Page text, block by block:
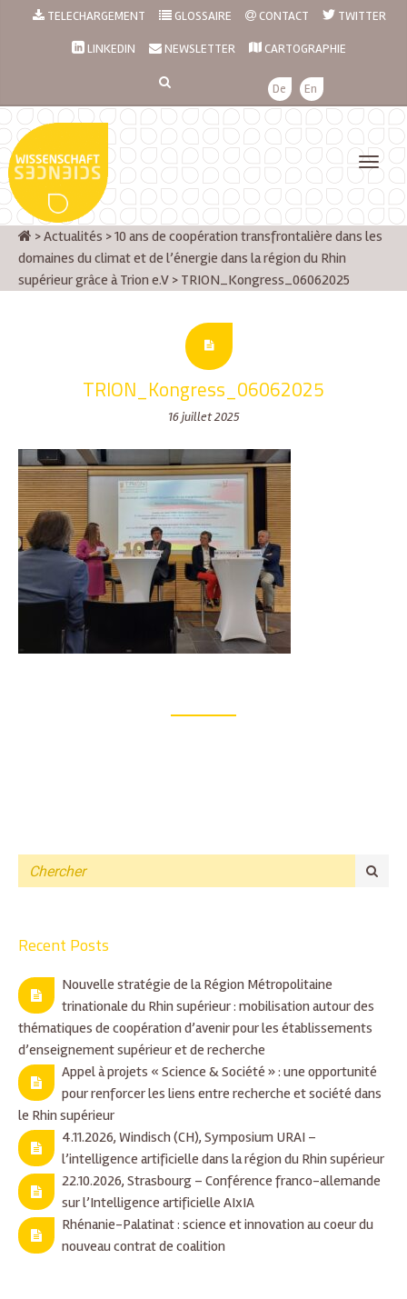
TELECHARGEMENT GLOSSAIRE CONTACT TWITTER
LINKEDIN NEWSLETTER CARTOGRAPHIE
De En
>Actualités >10 ans de coopération transfrontalière dans les
domaines du climat et de l’énergie dans la région du Rhin
supérieur grâce à Trion e.V > TRION_Kongress_06062025
TRION_Kongress_06062025
16 juillet 2025
Recent Posts
Nouvelle stratégie de la Région Métropolitaine
trinationale du Rhin supérieur : mobilisation autour des
thématiques de coopération d’avenir pour les établissements
d’enseignement supérieur et de recherche
Appel à projets « Science & Société » : une opportunité
pour renforcer les liens entre recherche et société dans
le Rhin supérieur
4.11.2026, Windisch (CH), Symposium URAI –
l’intelligence artificielle dans la région du Rhin supérieur
22.10.2026, Strasbourg – Conférence franco-allemande
sur l’Intelligence artificielle AIxIA
Rhénanie-Palatinat : science et innovation au coeur du
nouveau contrat de coalition